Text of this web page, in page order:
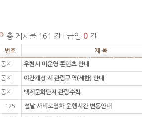
총 게시물 161 건 l 금일 0 건
번호 제 목
공지 우천시 미운영 콘텐츠 안내
공지 야간개장 시 관람구역(제한) 안내
공지 백제문화단지 관람수칙
125 설날 사비로열차 운행시간 변동안내